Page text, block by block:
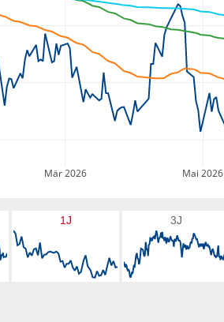
Mär 2026 Mai 2026
1J 3J